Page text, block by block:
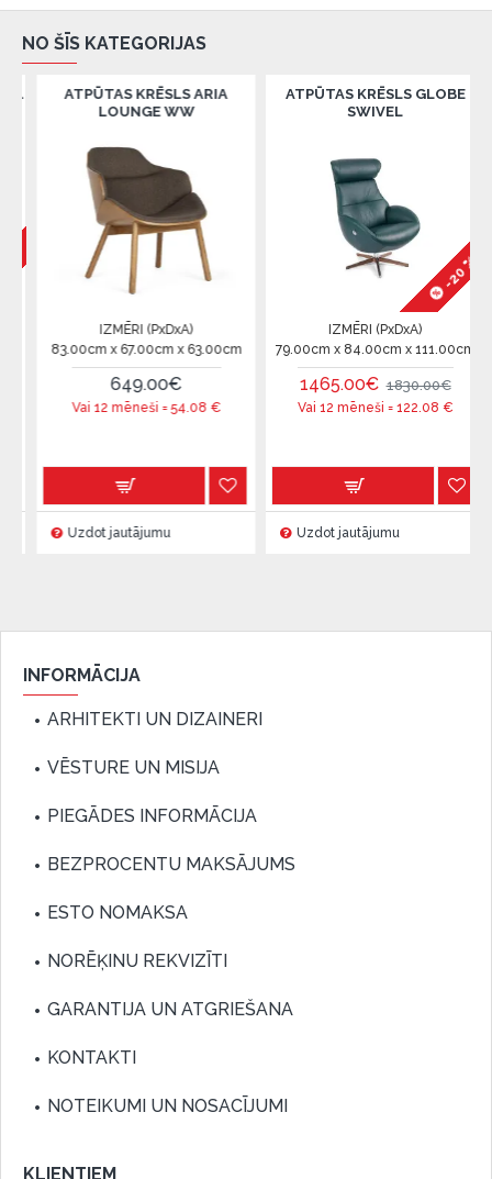
NO ŠĪS KATEGORIJAS
ATPŪTAS KRĒSLS ARIA
LOUNGE WW
IZMĒRI (PxDxA)
83.00cm x 67.00cm x 63.00cm
649.00€
Vai 12 mēneši =54.08€
Uzdot jautājumu
ATPŪTAS KRĒSLS GLOBE
SWIVEL
-20 %
IZMĒRI (PxDxA)
79.00cm x 84.00cm x 111.00cm
1465.00€ 1830.00€
Vai 12 mēneši =122.08€
Uzdot jautājumu
INFORMĀCIJA
ARHITEKTI UN DIZAINERI
VĒSTURE UN MISIJA
PIEGĀDES INFORMĀCIJA
BEZPROCENTU MAKSĀJUMS
ESTO NOMAKSA
NORĒĶINU REKVIZĪTI
GARANTIJA UN ATGRIEŠANA
KONTAKTI
NOTEIKUMI UN NOSACĪJUMI
KLIENTIEM